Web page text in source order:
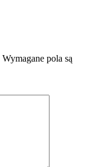
Wymagane pola są